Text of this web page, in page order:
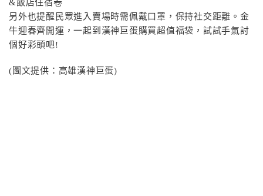
另外也提醒民眾進入賣場時需佩戴口罩，保持社交距離。金
牛迎春齊開運，一起到漢神巨蛋購買超值福袋，試試手氣討
個好彩頭吧!
(圖文提供：高雄漢神巨蛋)